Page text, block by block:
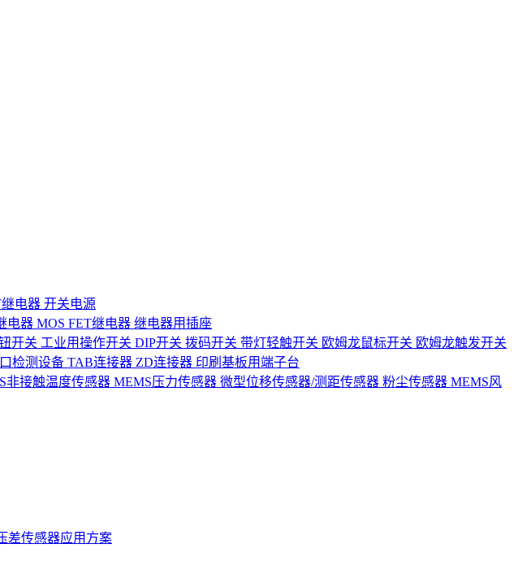
电器 开关电源
电器 MOS FET继电器 继电器用插座
开关 工业用操作开关 DIP开关 拨码开关 带灯轻触开关 欧姆龙鼠标开关 欧姆龙触发开关
检测设备 TAB连接器 ZD连接器 印刷基板用端子台
非接触温度传感器 MEMS压力传感器 微型位移传感器/测距传感器 粉尘传感器 MEMS风
差传感器应用方案